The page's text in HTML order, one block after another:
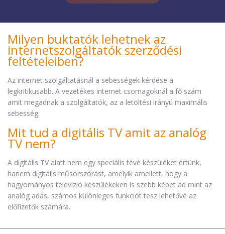
Milyen buktatók lehetnek az
internetszolgáltatók szerződési
feltételeiben?
Az internet szolgáltatásnál a sebességek kérdése a
legkritikusabb. A vezetékes internet csomagoknál a fő szám
amit megadnak a szolgáltatók, az a letöltési irányú maximális
sebesség.
Mit tud a digitális TV amit az analóg
TV nem?
A digitális TV alatt nem egy speciális tévé készüléket értünk,
hanem digitális műsorszórást, amelyik amellett, hogy a
hagyományos televízió készülékeken is szebb képet ad mint az
analóg adás, számos különleges funkciót tesz lehetővé az
előfizetők számára.